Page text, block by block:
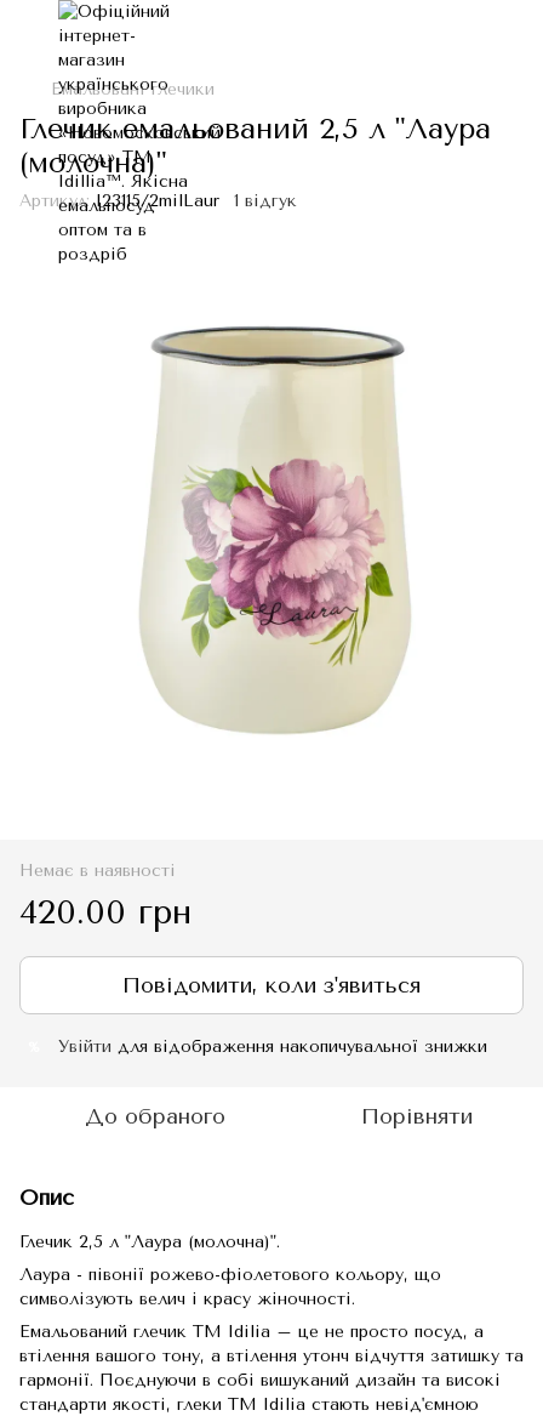
Емальовані глечики
Глечик емальований 2,5 л "Лаура
(молочна)"
Артикул:I23115/2milLaur 1 відгук
Немає в наявності
420.00 грн
Повідомити, коли з'явиться
Увійти для відображення накопичувальної знижки
До обраного Порівняти
Опис
Глечик 2,5 л "Лаура (молочна)".
Лаура - півонії рожево-фіолетового кольору, що
символізують велич і красу жіночності.
Емальований глечик TM Idilia – це не просто посуд, а
втілення вашого тону, а втілення утонч відчуття затишку та
гармонії. Поєднуючи в собі вишуканий дизайн та високі
стандарти якості, глеки TM Idilia стають невід'ємною